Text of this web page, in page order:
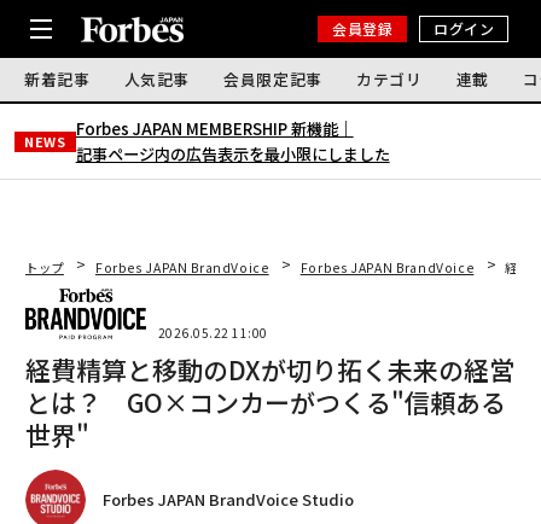
会員登録 ログイン
新着記事 人気記事 会員限定記事 カテゴリ 連載
NEWS
Forbes JAPAN MEMBERSHIP 新機能｜
記事ページ内の広告表示を最小限にしました
トップ Forbes JAPAN BrandVoice Forbes JAPAN BrandVoice 経費
2026.05.22 11:00
経費精算と移動のDXが切り拓く未来の経営
とは？ GO×コンカーがつくる"信頼ある
世界"
Forbes JAPAN BrandVoice Studio